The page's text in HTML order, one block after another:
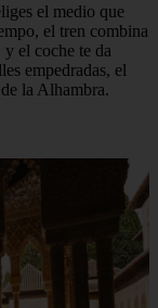
el medio que
el tren combina
el coche te da
empedradas, el
la Alhambra.